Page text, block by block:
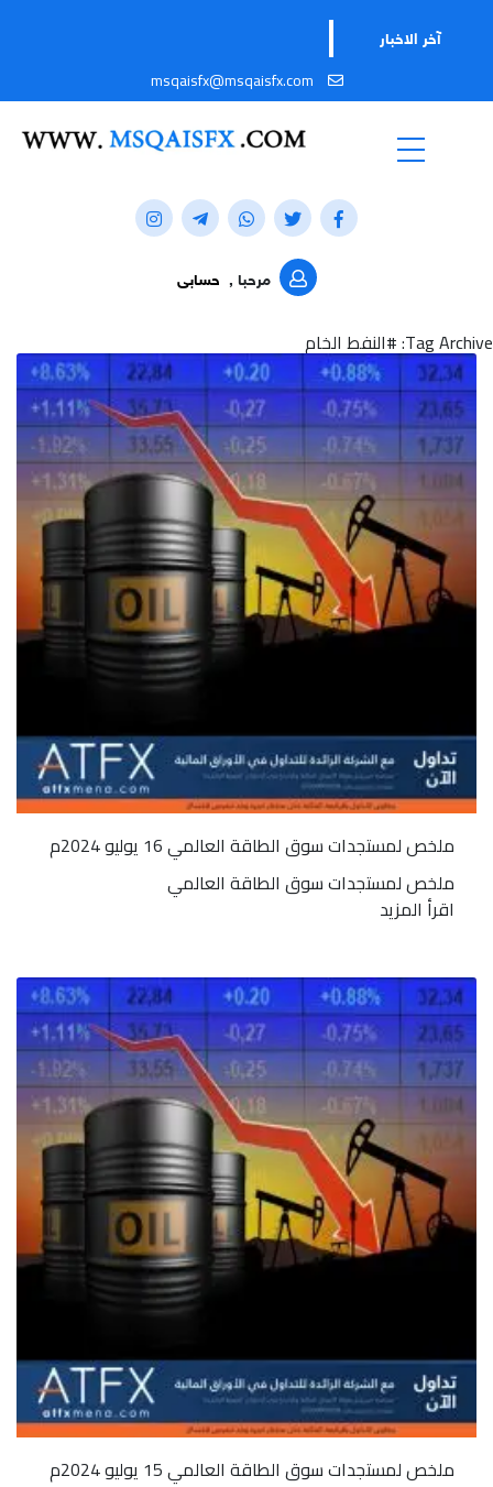
آخر الاخبار
msqaisfx@msqaisfx.com
مرحبا , حسابى
Tag Archive: #النفط الخام
ملخص لمستجدات سوق الطاقة العالمي 16 يوليو 2024م
ملخص لمستجدات سوق الطاقة العالمي
اقرأ المزيد
ملخص لمستجدات سوق الطاقة العالمي 15 يوليو 2024م